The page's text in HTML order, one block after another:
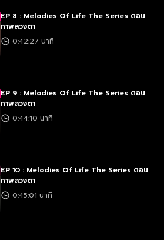
EP 8 : Melodies Of Life The Series ตอน
ภาพลวงตา
0:42:27 นาที
EP 9 : Melodies Of Life The Series ตอน
ภาพลวงตา
0:44:10 นาที
EP 10 : Melodies Of Life The Series ตอน
ภาพลวงตา
0:45:01 นาที